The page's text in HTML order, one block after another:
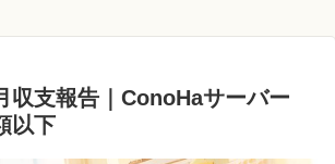
収支報告｜ConoHaサーバー
以下